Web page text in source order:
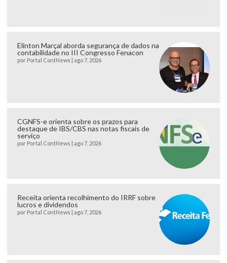
Elinton Marçal aborda segurança de dados na
contabilidade no III Congresso Fenacon
por Portal ContNews ago 7, 2026
CGNFS-e orienta sobre os prazos para
destaque de IBS/CBS nas notas fiscais de
serviço
por Portal ContNews ago 7, 2026
Receita orienta recolhimento do IRRF sobre
lucros e dividendos
por Portal ContNews ago 7, 2026